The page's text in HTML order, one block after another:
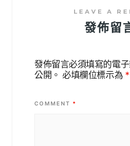
發佈留
發佈留言必須填寫的電
公開。 必填欄位標示為 *
COMMENT *